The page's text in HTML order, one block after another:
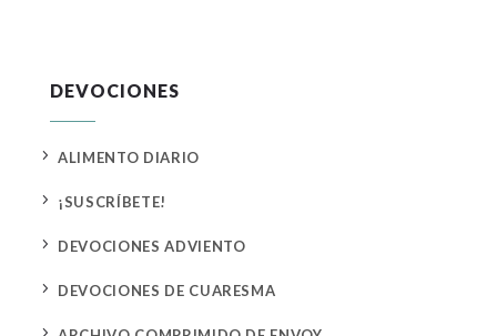
DEVOCIONES
5 ALIMENTO DIARIO
5 ¡SUSCRÍBETE!
5 DEVOCIONES ADVIENTO
5 DEVOCIONES DE CUARESMA